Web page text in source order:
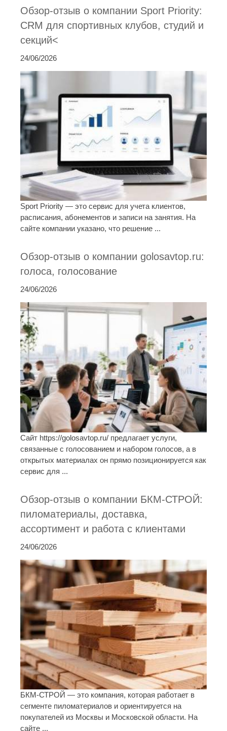
Обзор-отзыв о компании Sport Priority:
CRM для спортивных клубов, студий и
секций<
24/06/2026
Sport Priority — это сервис для учета клиентов,
расписания, абонементов и записи на занятия. На
сайте компании указано, что решение ...
Обзор-отзыв о компании golosavtop.ru:
голоса, голосование
24/06/2026
Сайт https://golosavtop.ru/ предлагает услуги,
связанные с голосованием и набором голосов, а в
открытых материалах он прямо позиционируется как
сервис для ...
Обзор-отзыв о компании БКМ-СТРОЙ:
пиломатериалы, доставка,
ассортимент и работа с клиентами
24/06/2026
БКМ-СТРОЙ — это компания, которая работает в
сегменте пиломатериалов и ориентируется на
покупателей из Москвы и Московской области. На
сайте ...